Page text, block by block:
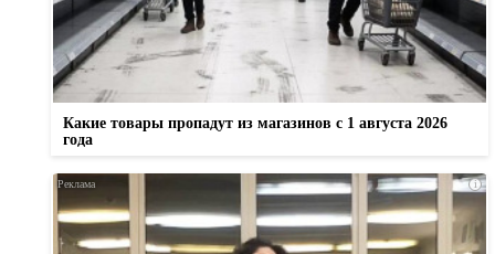
Какие товары пропадут из магазинов с 1 августа 2026
года
i